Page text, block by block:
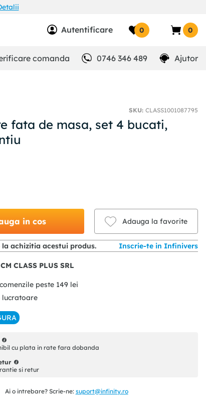
Autentificare 0 0
comanda 0746 346 489 Ajutor
SKU: CLASS1001087795
fata de masa, set 4 bucati,
in cos Adauga la favorite
la achizitia acestui produs. Inscrie-te in Infinivers
CM CLASS PLUS SRL
peste 149 lei
lucratoare
cu plata in rate fara dobanda
si retur
Ai o intrebare? Scrie-ne: suport@infinity.ro